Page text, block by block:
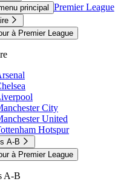
principal
Premier League
à Premier League
City
United
Hotspur
A-B
à Premier League
A-B